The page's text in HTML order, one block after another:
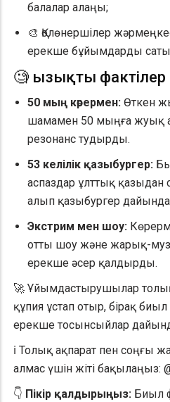
балалар алаңы;
🎨 Қолөнершілер
ерекше бұйымдарды
🧐 Қызықты
50 мың көрермен: Өткен
шамамен 50 мыңға жуық
резонанс тудырды.
53 келілік қазыбургер:
аспаздар ұлттық қазыдан
алып қазыбургер
Экстрим мен шоу:
отты шоу және жарық-
ерекше әсер қалдырды.
🚀 Ұйымдастырушылар
құпия ұстап отыр, бірақ
ерекше тосынсыйлар
ℹ️ Толық ақпарат пен соңғы
алмас үшін жіті бақылаңыз:
👇 Пікір қалдырыңыз: Биыл